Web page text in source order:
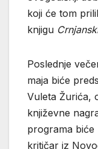
koji će tom
knjigu
Poslednje
maja biće
Vuleta Žurića,
književne
programa biće
kritičar iz